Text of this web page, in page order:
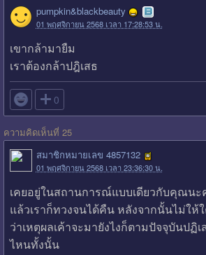
pumpkin&blackbeauty
01 พฤศจิกายน 2568 เวลา 17:28:53 น.
เขากล้ามายืม
เราต้องกล้าปฎิเสธ
 0
ความคิดเห็นที่ 25
สมาชิกหมายเลข 4857132
01 พฤศจิกายน 2568 เวลา 23:36:30 น.
เคยอยู่ในสถานการณ์แบบเดียวกับคุณนะ
แล้วเราก็ทวงจนได้คืน หลังจากนั้นไม่ให้
ว่าเหตุผลเค้าจะมายังไงก็ตามปัจจุบันป
ไหนทั้งนั้น